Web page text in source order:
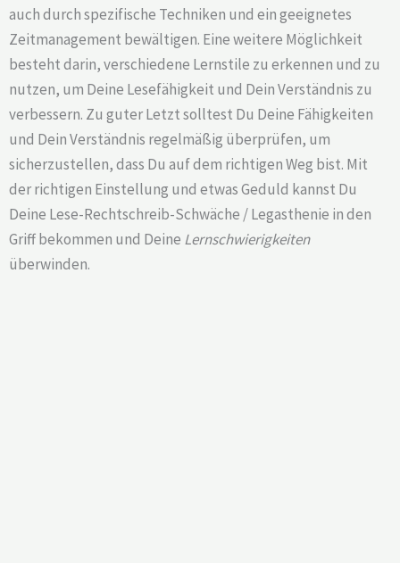
auch durch spezifische Techniken und ein geeignetes
Zeitmanagement bewältigen. Eine weitere Möglichkeit
besteht darin, verschiedene Lernstile zu erkennen und zu
nutzen, um Deine Lesefähigkeit und Dein Verständnis zu
verbessern. Zu guter Letzt solltest Du Deine Fähigkeiten
und Dein Verständnis regelmäßig überprüfen, um
sicherzustellen, dass Du auf dem richtigen Weg bist. Mit
der richtigen Einstellung und etwas Geduld kannst Du
Deine Lese-Rechtschreib-Schwäche / Legasthenie in den
Griff bekommen und Deine Lernschwierigkeiten
überwinden.